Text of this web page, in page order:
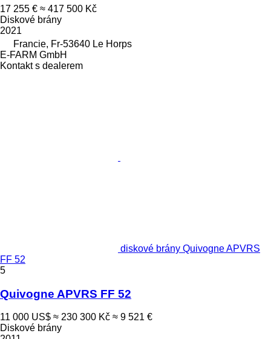
17 255 € ≈ 417 500 Kč
Diskové brány
2021
Francie, Fr-53640 Le Horps
E-FARM GmbH
Kontakt s dealerem
diskové brány Quivogne APVRS
FF 52
5
Quivogne APVRS FF 52
11 000 US$ ≈ 230 300 Kč ≈ 9 521 €
Diskové brány